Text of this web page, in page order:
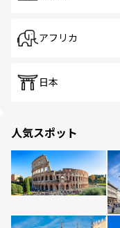
アフリカ
日本
人気スポット